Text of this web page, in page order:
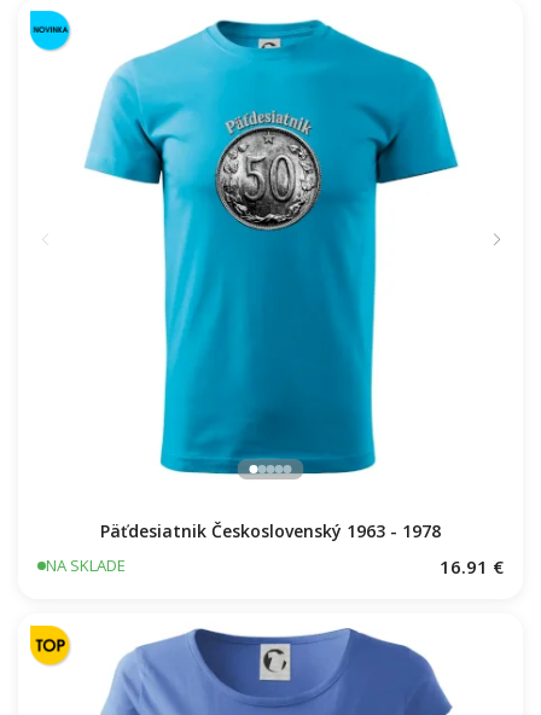
Päťdesiatnik Československý 1963 - 1978
NA SKLADE 16.91 €